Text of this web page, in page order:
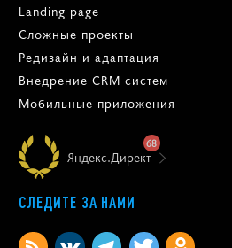
Landing page
Сложные проекты
Редизайн и адаптация
Внедрение CRM систем
Мобильные приложения
Яндекс.Директ
68
СЛЕДИТЕ ЗА НАМИ